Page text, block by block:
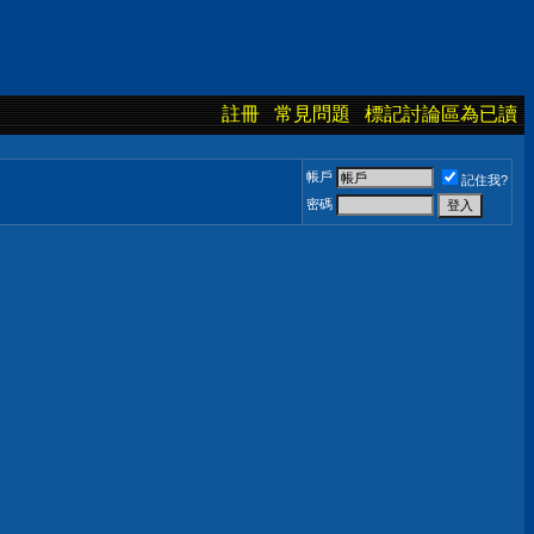
註冊 常見問題 標記討論區為已讀
帳戶
記住我?
密碼